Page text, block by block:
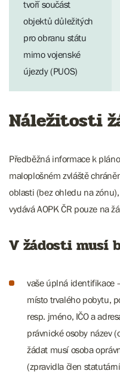
tvoří součást
objektů důležitých
pro obranu státu
mimo vojenské
újezdy (PUOS)
Náležitosti
Předběžná informace k
maloplošném zvláště
oblasti (bez ohledu na
vydává AOPK ČR pouze na
V žádosti musí
vaše úplná identifikace
místo trvalého pobytu,
resp. jméno, IČO a
právnické osoby název
žádat musí osoba
(zpravidla člen